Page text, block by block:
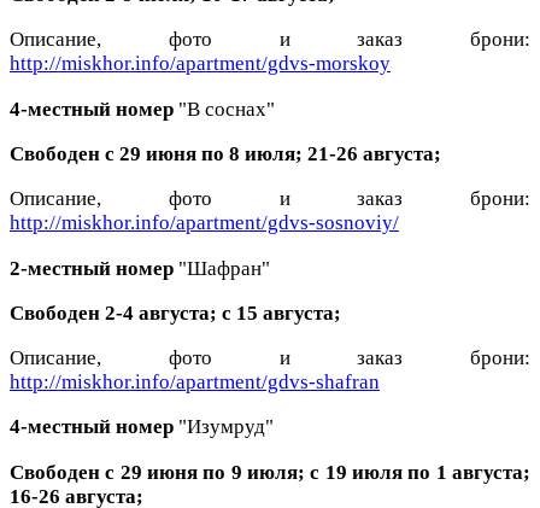
Описание, фото и заказ брони:
http://miskhor.info/apartment/gdvs-morskoy
4-местный номер "В соснах"
Свободен с 29 июня по 8 июля; 21-26 августа;
Описание, фото и заказ брони:
http://miskhor.info/apartment/gdvs-sosnoviy/
2-местный номер "Шафран"
Свободен 2-4 августа; с 15 августа;
Описание, фото и заказ брони:
http://miskhor.info/apartment/gdvs-shafran
4-местный номер "Изумруд"
Свободен с 29 июня по 9 июля; с 19 июля по 1 августа;
16-26 августа;